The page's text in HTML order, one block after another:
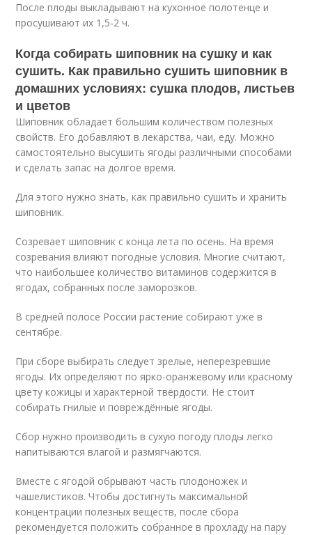
После плоды выкладывают на кухонное полотенце и
просушивают их 1,5-2 ч.
Когда собирать шиповник на сушку и как
сушить. Как правильно сушить шиповник в
домашних условиях: сушка плодов, листьев
и цветов
Шиповник обладает большим количеством полезных
свойств. Его добавляют в лекарства, чаи, еду. Можно
самостоятельно высушить ягоды различными способами
и сделать запас на долгое время.
Для этого нужно знать, как правильно сушить и хранить
шиповник.
Созревает шиповник с конца лета по осень. На время
созревания влияют погодные условия. Многие считают,
что наибольшее количество витаминов содержится в
ягодах, собранных после заморозков.
В средней полосе России растение собирают уже в
сентябре.
При сборе выбирать следует зрелые, неперезревшие
ягоды. Их определяют по ярко-оранжевому или красному
цвету кожицы и характерной твёрдости. Не стоит
собирать гнилые и повреждённые ягоды.
Сбор нужно производить в сухую погоду плоды легко
напитываются влагой и размягчаются.
Вместе с ягодой обрывают часть плодоножек и
чашелистиков. Чтобы достигнуть максимальной
концентрации полезных веществ, после сбора
рекомендуется положить собранное в прохладу на пару